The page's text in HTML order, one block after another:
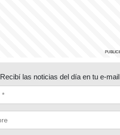
Recibí las noticias del día en tu e-mail